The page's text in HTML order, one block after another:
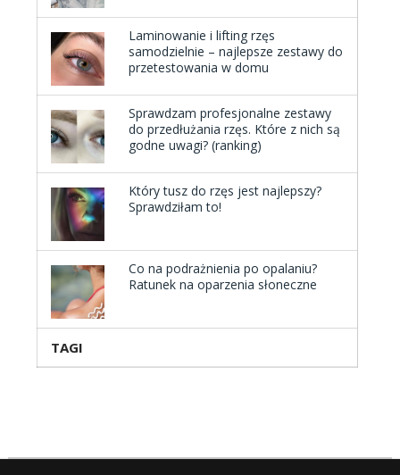
Laminowanie i lifting rzęs
samodzielnie – najlepsze zestawy do
przetestowania w domu
Sprawdzam profesjonalne zestawy
do przedłużania rzęs. Które z nich są
godne uwagi? (ranking)
Który tusz do rzęs jest najlepszy?
Sprawdziłam to!
Co na podrażnienia po opalaniu?
Ratunek na oparzenia słoneczne
TAGI